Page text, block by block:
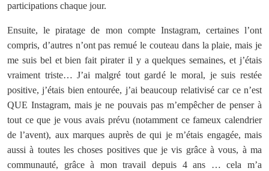
participations chaque jour.
Ensuite, le piratage de mon compte Instagram, certaines l’ont
compris, d’autres n’ont pas remué le couteau dans la plaie, mais je
me suis bel et bien fait pirater il y a quelques semaines, et j’étais
vraiment triste… J’ai malgré tout gardé le moral, je suis restée
positive, j’étais bien entourée, j’ai beaucoup relativisé car ce n’est
QUE Instagram, mais je ne pouvais pas m’empêcher de penser à
tout ce que je vous avais prévu (notamment ce fameux calendrier
de l’avent), aux marques auprès de qui je m’étais engagée, mais
aussi à toutes les choses positives que je vis grâce à vous, à ma
communauté, grâce à mon travail depuis 4 ans … cela m’a